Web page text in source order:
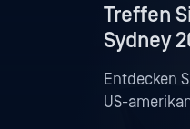
Treffen
Sydney
Entdecken
US-